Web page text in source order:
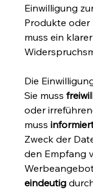
Einwilligung
Produkte oder
muss ein
Die
Sie muss
oder
muss
Zweck der
den Empfang
eindeutig